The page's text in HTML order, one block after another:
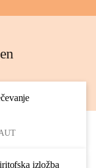
izložba